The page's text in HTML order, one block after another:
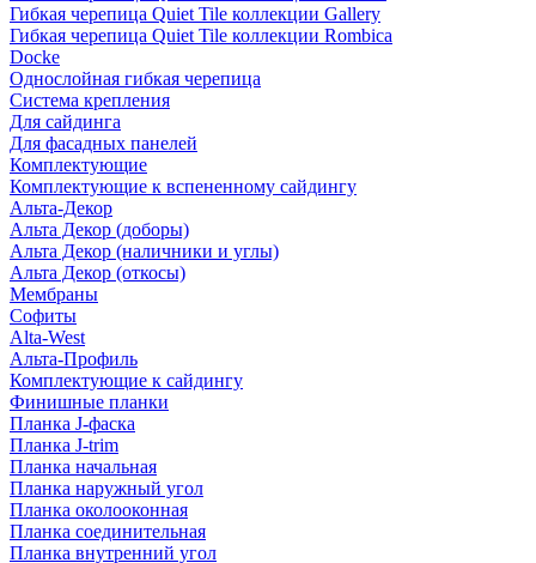
Гибкая черепица Quiet Tile коллекции Gallery
Гибкая черепица Quiet Tile коллекции Rombica
Docke
Однослойная гибкая черепица
Система крепления
Для сайдинга
Для фасадных панелей
Комплектующие
Комплектующие к вспененному сайдингу
Альта-Декор
Альта Декор (доборы)
Альта Декор (наличники и углы)
Альта Декор (откосы)
Мембраны
Софиты
Alta-West
Альта-Профиль
Комплектующие к сайдингу
Финишные планки
Планка J-фаска
Планка J-trim
Планка начальная
Планка наружный угол
Планка околооконная
Планка соединительная
Планка внутренний угол